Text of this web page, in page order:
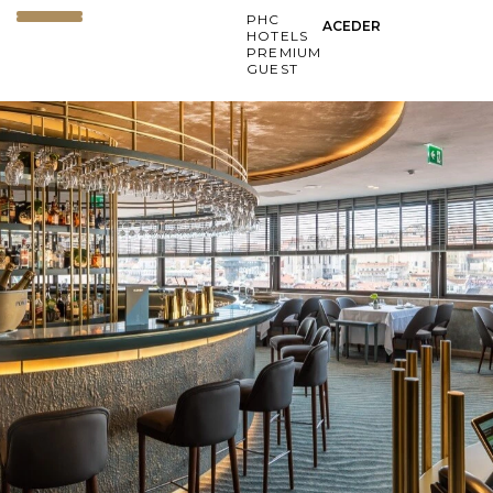
PHC
HOTELS
PREMIUM
GUEST
ACEDER